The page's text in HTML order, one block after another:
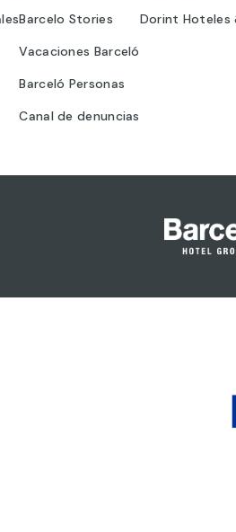
Barcelo Stories
Vacaciones Barceló
Barceló Personas
Canal de denuncias
Dorint Hoteles